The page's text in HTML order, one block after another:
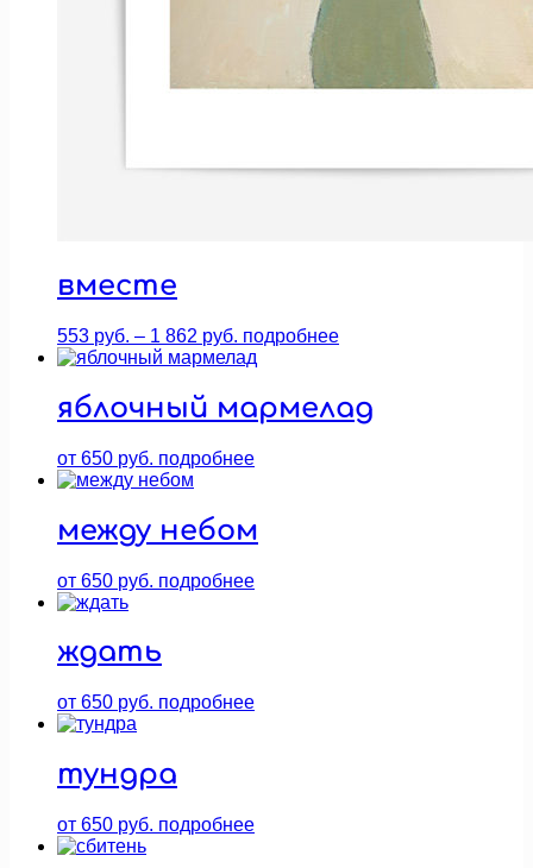
вместе
553 руб. – 1 862 руб. Диапазон
цен:
–
1
подробнее
яблочный мармелад
от 650 руб. подробнее
между небом
от 650 руб. подробнее
ждать
от 650 руб. подробнее
тундра
от 650 руб. подробнее